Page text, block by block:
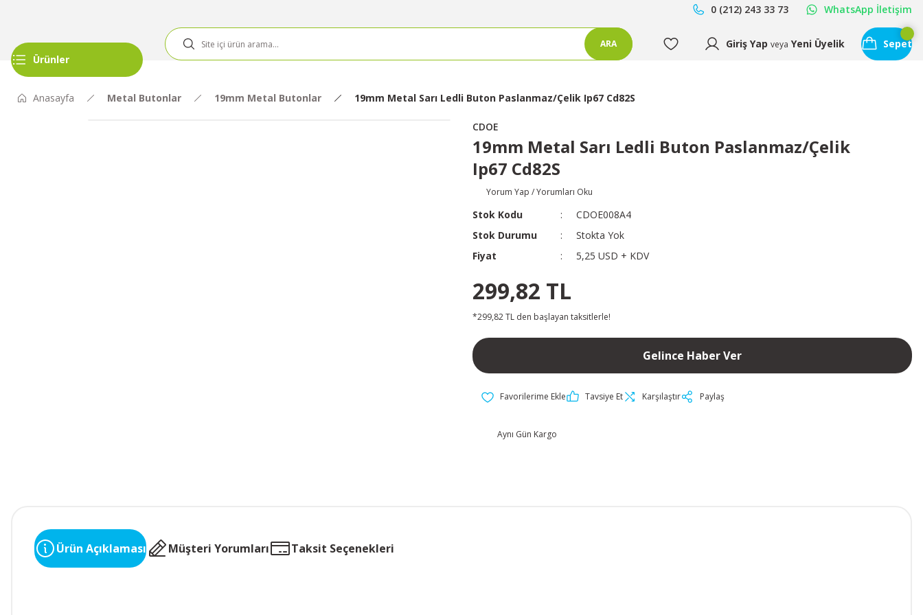
0 (212) 243 33 73 WhatsApp İletişim
ARA Giriş Yap veya Yeni Üyelik
Sepet
Ürünler
Anasayfa Metal Butonlar 19mm Metal Butonlar 19mm Metal Sarı Ledli Buton Paslanmaz/Çelik Ip67 Cd82S
CDOE
19mm Metal Sarı Ledli Buton Paslanmaz/Çelik
Ip67 Cd82S
Yorum Yap / Yorumları Oku
Stok Kodu
CDOE008A4
Stok Durumu
Stokta Yok
Fiyat
5,25 USD + KDV
299,82 TL
*299,82 TL den başlayan taksitlerle!
Gelince Haber Ver
Tavsiye Et Karşılaştır Paylaş
Aynı Gün Kargo
Ürün Açıklaması Müşteri Yorumları Taksit Seçenekleri